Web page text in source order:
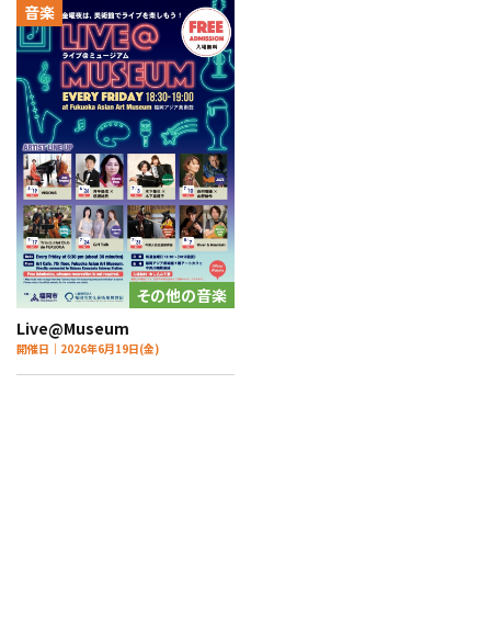
音楽
その他の音楽
Live@Museum
開催日｜2026年6月19日(金)